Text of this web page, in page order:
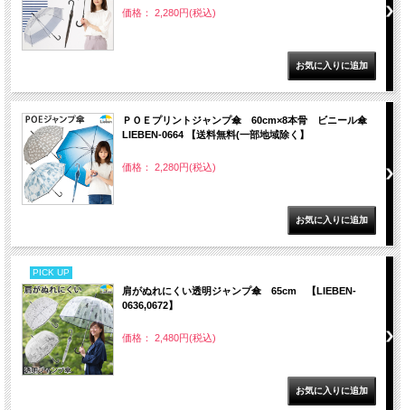
価格： 2,280円(税込)
ＰＯＥプリントジャンプ傘 60cm×8本骨 ビニール傘
LIEBEN-0664 【送料無料(一部地域除く】
価格： 2,280円(税込)
PICK UP
肩がぬれにくい透明ジャンプ傘 65cm 【LIEBEN-
0636,0672】
価格： 2,480円(税込)